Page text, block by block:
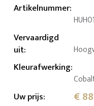
Artikelnummer:
Vervaardigd
uit:
Kleurafwerking:
Uw prijs: €